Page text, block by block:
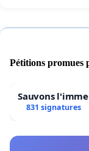
Pétitions promues
Sauvons
831 signatures